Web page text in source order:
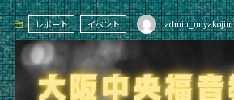
レポート イベント